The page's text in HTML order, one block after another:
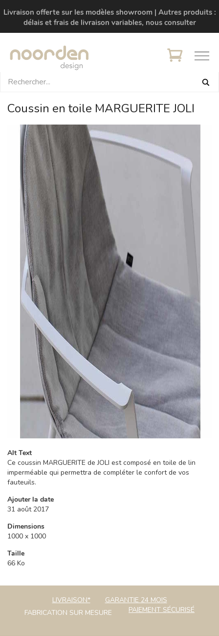
Livraison offerte sur les modèles showroom | Autres produits :
délais et frais de livraison variables, nous consulter
Coussin en toile MARGUERITE JOLI
Alt Text
Ce coussin MARGUERITE de JOLI est composé en toile de lin
imperméable qui permettra de compléter le confort de vos
fauteuils.
Ajouter la date
31 août 2017
Dimensions
1000 x 1000
Taille
66 Ko
LIVRAISON*
GARANTIE 24 MOIS
FABRICATION SUR MESURE
PAIEMENT SÉCURISÉ